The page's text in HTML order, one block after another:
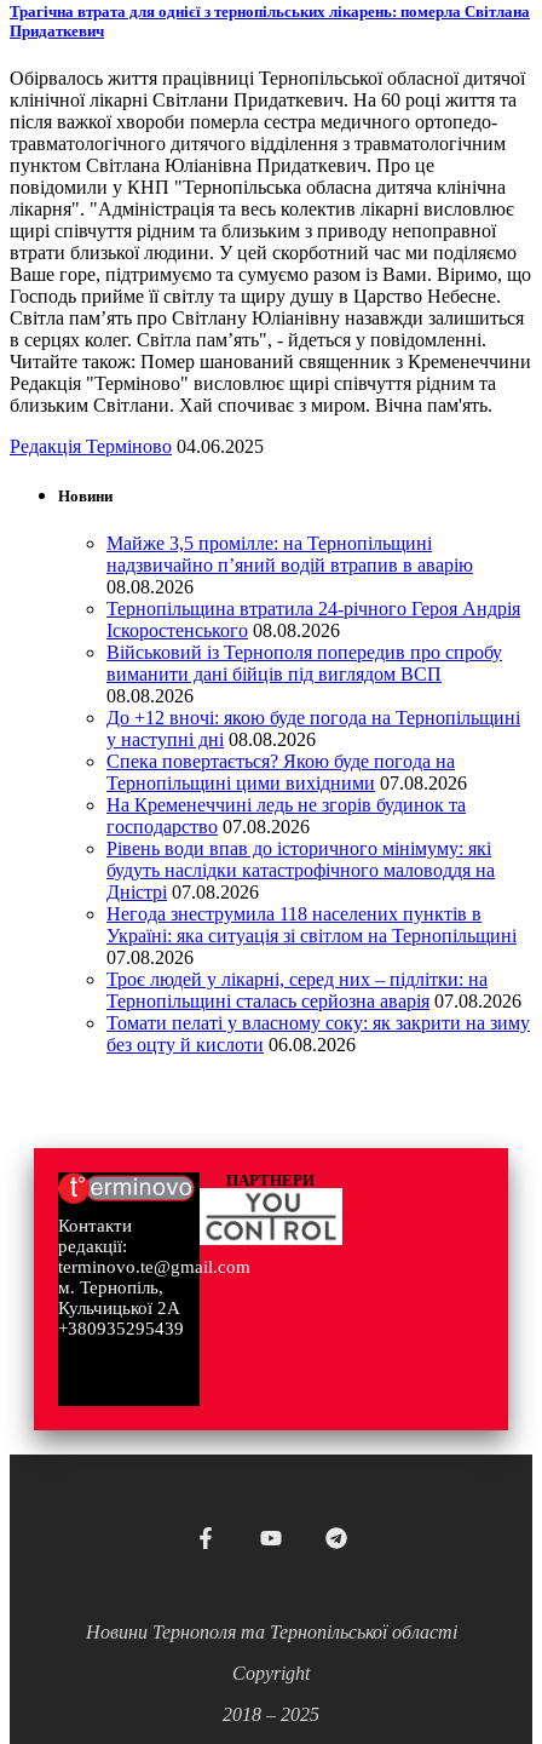
Трагічна втрата для однієї з тернопільських лікарень: померла Світлана
Придаткевич
Обірвалось життя працівниці Тернопільської обласної дитячої
клінічної лікарні Світлани Придаткевич. На 60 році життя та
після важкої хвороби померла сестра медичного ортопедо-
травматологічного дитячого відділення з травматологічним
пунктом Світлана Юліанівна Придаткевич. Про це
повідомили у КНП "Тернопільська обласна дитяча клінічна
лікарня". "Адміністрація та весь колектив лікарні висловлює
щирі співчуття рідним та близьким з приводу непоправної
втрати близької людини. У цей скорботний час ми поділяємо
Ваше горе, підтримуємо та сумуємо разом із Вами. Віримо, що
Господь прийме її світлу та щиру душу в Царство Небесне.
Світла пам’ять про Світлану Юліанівну назавжди залишиться
в серцях колег. Світла пам’ять", - йдеться у повідомленні.
Читайте також: Помер шанований священник з Кременеччини
Редакція "Терміново" висловлює щирі співчуття рідним та
близьким Світлани. Хай спочиває з миром. Вічна пам'ять.
Редакція Терміново 04.06.2025
Новини
Майже 3,5 промілле: на Тернопільщині
надзвичайно п’яний водій втрапив в аварію
08.08.2026
Тернопільщина втратила 24-річного Героя Андрія
Іскоростенського 08.08.2026
Військовий із Тернополя попередив про спробу
виманити дані бійців під виглядом ВСП
08.08.2026
До +12 вночі: якою буде погода на Тернопільщині
у наступні дні 08.08.2026
Спека повертається? Якою буде погода на
Тернопільщині цими вихідними 07.08.2026
На Кременеччині ледь не згорів будинок та
господарство 07.08.2026
Рівень води впав до історичного мінімуму: які
будуть наслідки катастрофічного маловоддя на
Дністрі 07.08.2026
Негода знеструмила 118 населених пунктів в
Україні: яка ситуація зі світлом на Тернопільщині
07.08.2026
Троє людей у лікарні, серед них – підлітки: на
Тернопільщині сталась серйозна аварія 07.08.2026
Томати пелаті у власному соку: як закрити на зиму
без оцту й кислоти 06.08.2026
Контакти
редакції:
terminovo.te@gmail.com
м. Тернопіль,
Кульчицької 2А
+380935295439
ПАРТНЕРИ
Новини Тернополя та Тернопільської області
Copyright
2018 – 2025